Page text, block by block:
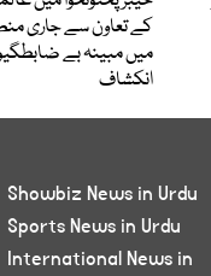
کے تعاون سے جاری
میں مبینہ بے
انکشاف
Showbiz News in Urdu
Sports News in Urdu
International News in